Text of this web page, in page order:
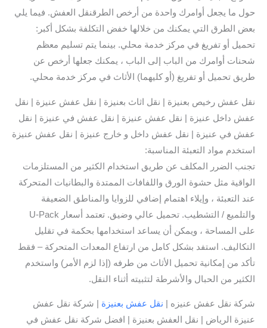
حول ما يجعل أوامرك واحدة من أرخص الطرقنقل العفش. فيما يلي
بعض الطرق التي يمكنك من خلالها خفض التكلفة بشكل أكبر:
تحميل أو تفريغ في مركز خدمة محلي. بينما يتم تسليم معظم
شحنات أوامرك من الباب إلى الباب ، يمكنك جعلها أرخص عن
طريق تحميل أو تفريغ (أو كليهما) الأثاث في مركز خدمة محلي.
نقل عفش رخيص بعنيزة | نقل اثاث بعنيزة | نقل عفش عنيزة | نقل
عفش داخل عنيزة | نقل عفش عنيزة | نقل عفش في عنيزة | نقل
عفش في عنيزة | نقل عفش داخل و خارج عنيزة | نقل عفش عنيزة
استخدم مواد التعبئة المناسبة:
تجنب الضرر المكلف عن طريق استخدام الكثير من المستلزمات
الواقية مثل حشوة الورق واللفافات الممتدة والبطانيات المتحركة
عند التعبئة ، وإيلاء اهتمام إضافي للزوايا والمناطق الضعيفة
والتلميع / التشطيب. تحميل عالي وضيق. تعتمد أسعار U-Pack
على المساحة ، ويمكن أن يساعد استخدامها بحكمة في تقليل
التكاليف. استفد بشكل كامل من ارتفاع المعدات المتحركة – فقط
تأكد من إمكانية تحميل الأثاث من طرفه (إذا لزم الأمر) واستخدم
الكثير من الحبال والأشرطة لتثبيته أثناء النقل.
شركة نقل عفش عنيزه | نقل عفش بعنيزة
| شركة نقل عفش
عنيزة الرياض | نقل العفش بعنيزة | افضل شركة نقل عفش في